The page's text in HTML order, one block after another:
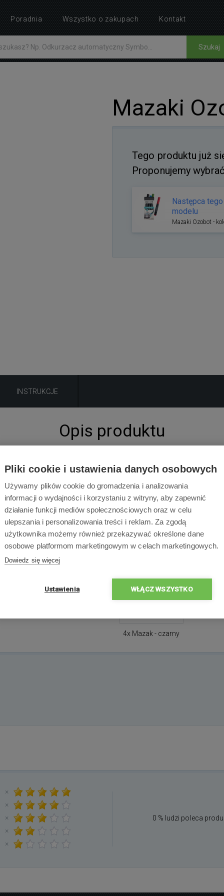
Szukaj
Mazaki
Tego produktu już
Proponujemy
Następca tego
modelu
Mazaki Ozobot -
INSTRUKCJE
Opis produktu
czarnych nie musisz już polegać na wcześniej
i nakreśl ścieżkę, którą sam poprowadzisz.
mazaków może powodować, że niektóre
poprawnie).
Zawartość
4x Mazak - czarny
×
×
×
×
×
0 % ludzi poleca
Poradnia Wszystko o zakupach Kontakt
Pliki cookie i ustawienia danych osobowych
Używamy plików cookie do gromadzenia i analizowania
informacji o wydajności i korzystaniu z witryny, aby zapewnić
działanie funkcji mediów społecznościowych oraz w celu
ulepszania i personalizowania treści i reklam. Za zgodą
użytkownika możemy również przekazywać określone dane
osobowe platformom marketingowym w celach marketingowych.
Dowiedz się więcej
Ustawienia WŁĄCZ WSZYSTKO